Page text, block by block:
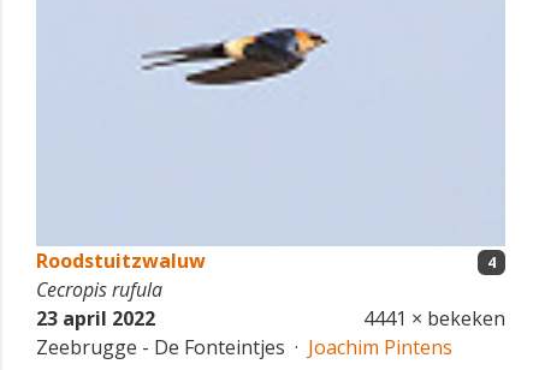
Roodstuitzwaluw
Cecropis rufula
4
23 april 2022
4441 × bekeken
Zeebrugge - De Fonteintjes · Joachim Pintens